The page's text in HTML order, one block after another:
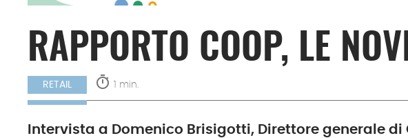
RAPPORTO COOP, LE
RETAIL timer 1 min.
Intervista a Domenico Brisigotti, Direttore generale di